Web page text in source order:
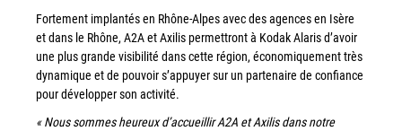
C7120/C7125/C7130
Capture numérisation de documents
RISC Box
Fortement implantés en Rhône-Alpes avec des agences en Isère
et dans le Rhône, A2A et Axilis permettront à Kodak Alaris d’avoir
une plus grande visibilité dans cette région, économiquement très
dynamique et de pouvoir s’appuyer sur un partenaire de confiance
pour développer son activité.
« Nous sommes heureux d’accueillir A2A et Axilis dans notre